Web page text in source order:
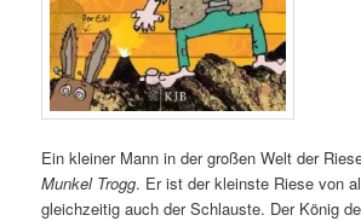
Ein kleiner Mann in der großen Welt der
Munkel Trogg. Er ist der kleinste Riese von
gleichzeitig auch der Schlauste. Der König